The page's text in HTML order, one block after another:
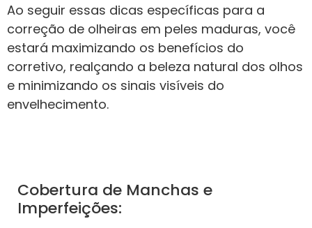
Ao seguir essas dicas específicas para a
correção de olheiras em peles maduras, você
estará maximizando os benefícios do
corretivo, realçando a beleza natural dos olhos
e minimizando os sinais visíveis do
envelhecimento.
Cobertura de Manchas e
Imperfeições: